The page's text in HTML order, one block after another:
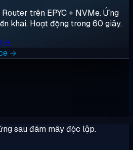
trên EPYC + NVMe. Ứng
khai. Hoạt động trong 60 giây.
→
→
sau đám mây độc lập.